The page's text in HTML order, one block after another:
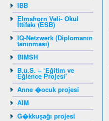
IBB
Elmshorn Veli- Okul
İttifakı (ESB)
IQ-Netzwerk (Diplomanın
tanınması)
BIMSH
B.u.S. – ‘Eğitim ve
Eğlence Projesi’
Anne �ocuk projesi
AIM
G�kkuşağı projesi